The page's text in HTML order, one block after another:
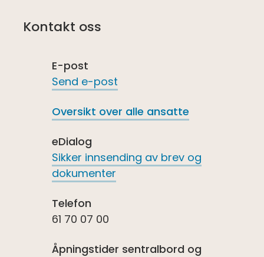
Kontakt oss
E-post
Send e-post
Oversikt over alle ansatte
eDialog
Sikker innsending av brev og
dokumenter
Telefon
61 70 07 00
Åpningstider sentralbord og